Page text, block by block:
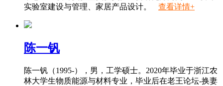
实验室建设与管理、家居产品设计。
查看详情+
陈一钒
陈一钒（1995-），男，工学硕士。2020年毕业于浙江农
林大学生物质能源与材料专业，毕业后在老王论坛-换妻